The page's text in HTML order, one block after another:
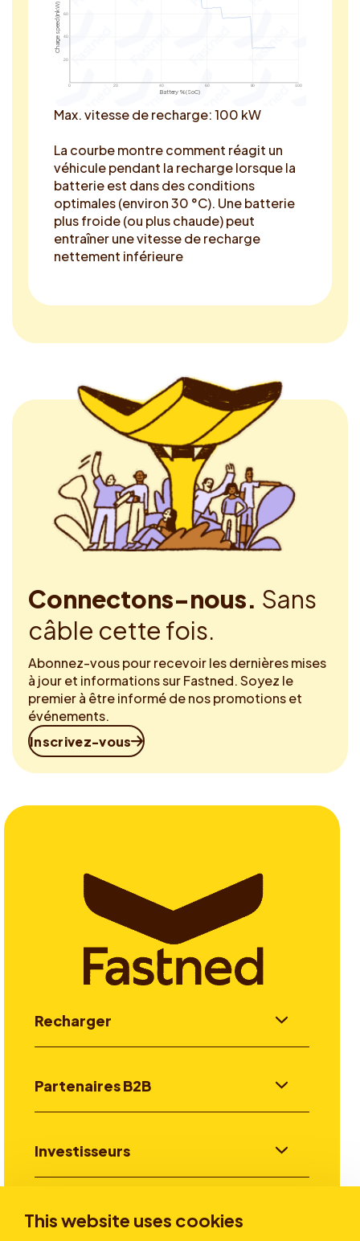
This website uses cookies
0 20 40 60 80 100
20
40
60
Battery % (SoC)
Charge speed (in kW)
Max. vitesse de recharge: 100 kW
La courbe montre comment réagit un
véhicule pendant la recharge lorsque la
batterie est dans des conditions
optimales (environ 30 °C). Une batterie
plus froide (ou plus chaude) peut
entraîner une vitesse de recharge
nettement inférieure
Connectons-nous. Sans
câble cette fois.
Abonnez-vous pour recevoir les dernières mises
à jour et informations sur Fastned. Soyez le
premier à être informé de nos promotions et
événements.
Inscrivez-vous
Recharger
Partenaires B2B
Investisseurs
Aller plus loin